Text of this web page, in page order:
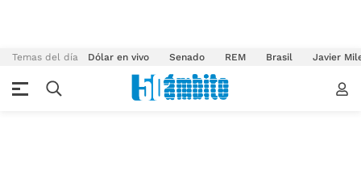
Temas del día Dólar en vivo Senado REM Brasil Javier